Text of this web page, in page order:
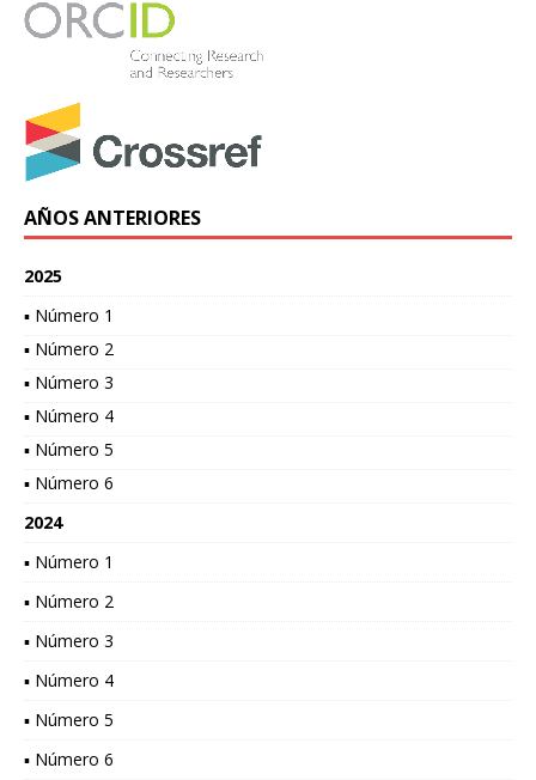
AÑOS ANTERIORES
2025
▪ Número 1
▪ Número 2
▪ Número 3
▪ Número 4
▪ Número 5
▪ Número 6
2024
▪ Número 1
▪ Número 2
▪ Número 3
▪ Número 4
▪ Número 5
▪ Número 6